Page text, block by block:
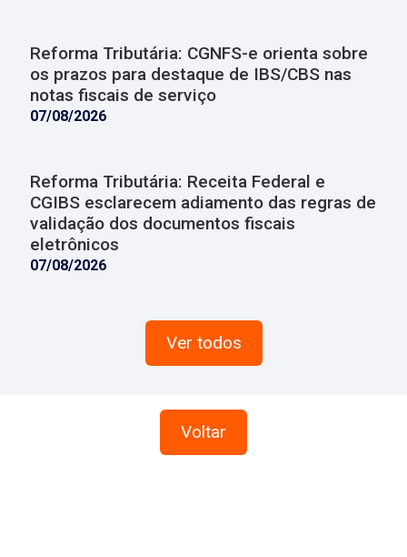
Reforma Tributária: CGNFS-e orienta sobre
os prazos para destaque de IBS/CBS nas
notas fiscais de serviço
07/08/2026
Reforma Tributária: Receita Federal e
CGIBS esclarecem adiamento das regras de
validação dos documentos fiscais
eletrônicos
07/08/2026
Ver todos
Voltar